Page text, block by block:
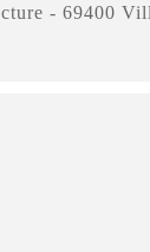
- 69400